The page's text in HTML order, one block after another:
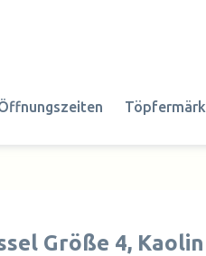
Größe 4, Kaolin